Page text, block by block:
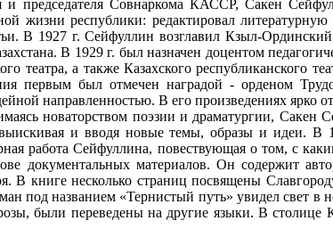
и председателя Совнаркома КАССР, Сакен
жизни республики: редактировал
В 1927 г. Сейфуллин возглавил Кзыл-
В 1929 г. был назначен доцентом
театра, а также Казахского республиканского
первым был отмечен наградой - орденом
направленностью. В его произведениях ярко
новаторством поэзии и драматургии, Сакен
и вводя новые темы, образы и идеи.
работа Сейфуллина, повествующая о том, с
документальных материалов. Он содержит
В книге несколько страниц посвящены
под названием «Тернистый путь» увидел свет
были переведены на другие языки. В столице